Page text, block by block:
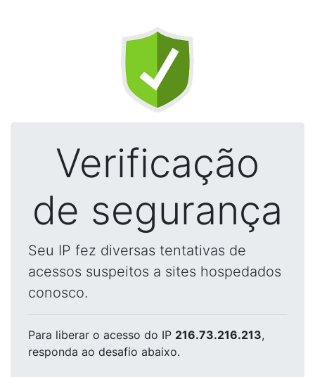
Verificação
de segurança
Seu IP fez diversas tentativas de
acessos suspeitos a sites hospedados
conosco.
Para liberar o acesso do IP 216.73.216.213,
responda ao desafio abaixo.